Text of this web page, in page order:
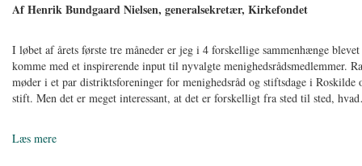
Af Henrik Bundgaard Nielsen, generalsekretær, Kirkefondet
I løbet af årets første tre måneder er jeg i 4 forskellige sammenhænge
komme med et inspirerende input til nyvalgte menighedsrådsmedlemmer.
møder i et par distriktsforeninger for menighedsråd og stiftsdage i Roskilde
stift. Men det er meget interessant, at det er forskelligt fra sted til sted,
Læs mere